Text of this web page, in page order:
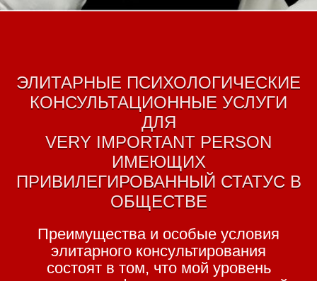
ЭЛИТАРНЫЕ ПСИХОЛОГИЧЕСКИЕ
КОНСУЛЬТАЦИОННЫЕ УСЛУГИ
ДЛЯ
VERY IMPORTANT PERSON
ИМЕЮЩИХ
ПРИВИЛЕГИРОВАННЫЙ СТАТУС В
ОБЩЕСТВЕ
Преимущества и особые условия
элитарного консультирования
состоят в том, что мой уровень